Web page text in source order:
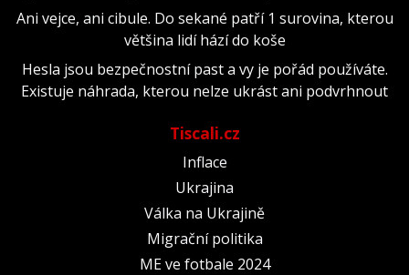
Ani vejce, ani cibule. Do sekané patří 1 surovina, kterou
většina lidí hází do koše
Hesla jsou bezpečnostní past a vy je pořád používáte.
Existuje náhrada, kterou nelze ukrást ani podvrhnout
Tiscali.cz
Inflace
Ukrajina
Válka na Ukrajině
Migrační politika
ME ve fotbale 2024